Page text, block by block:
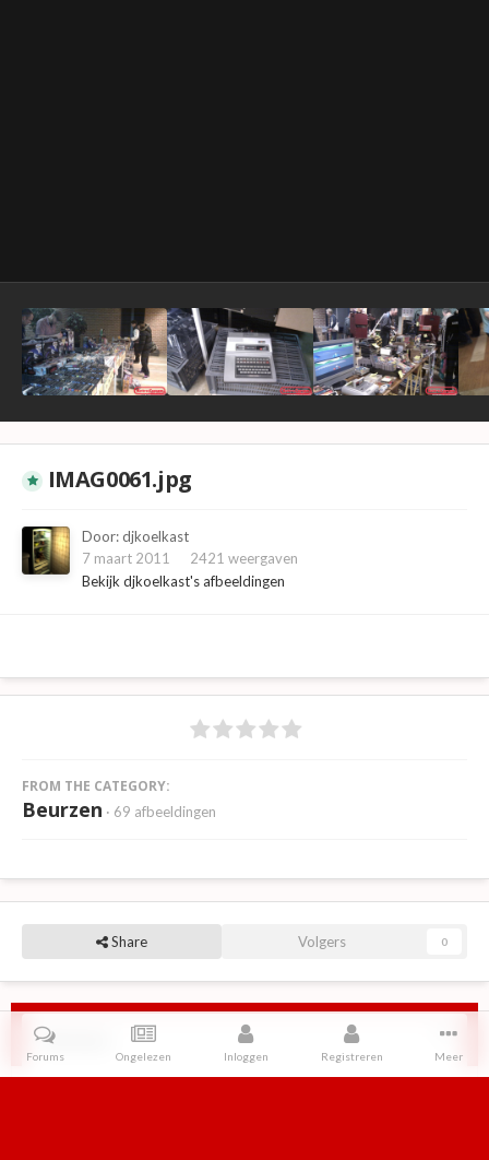
IMAG0061.jpg
Door:djkoelkast
7 maart 2011
2421 weergaven
Bekijk djkoelkast's afbeeldingen
FROM THE CATEGORY:
Beurzen · 69 afbeeldingen
Share Volgers 0
Reviews
Forums Ongelezen Inloggen Registreren Meer